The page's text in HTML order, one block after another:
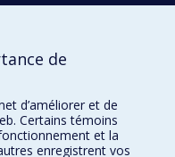
Plan du site
Accessibilité
de
d’améliorer et de
Certains témoins
et la
enregistrent vos